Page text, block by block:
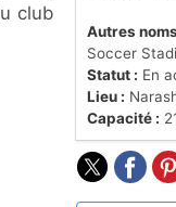
club
Autres
Soccer
Statut : En
Lieu :
Capacité :